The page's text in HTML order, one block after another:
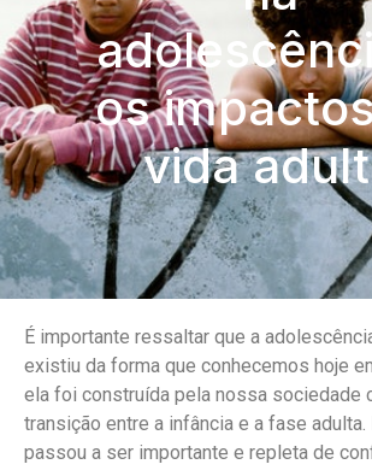
os
vida
É importante ressaltar que a
existiu da forma que conhecemos hoje
ela foi construída pela nossa sociedade
transição entre a infância e a fase
passou a ser importante e repleta de